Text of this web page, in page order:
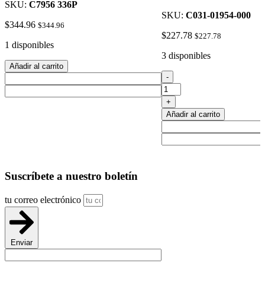
SKU: C7956 336P
$344.96 $344.96
1 disponibles
Añadir al carrito
SKU: C031-01954-000
$227.78 $227.78
3 disponibles
Control
De
Coleman
Descongelar
031-
-
+
Añadir al carrito
Suscríbete a nuestro boletín
tu correo electrónico
Enviar